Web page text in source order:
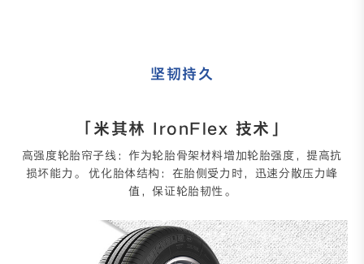
坚韧持久
「米其林 IronFlex 技术」
高强度轮胎帘子线：作为轮胎骨架材料增加轮胎强度，提高抗
损坏能力。 优化胎体结构：在胎侧受力时，迅速分散压力峰
值，保证轮胎韧性。